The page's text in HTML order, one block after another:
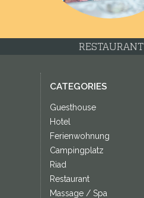
RESTAURANT
CATEGORIES
Guesthouse
Hotel
Ferienwohnung
Campingplatz
Riad
Restaurant
Massage / Spa